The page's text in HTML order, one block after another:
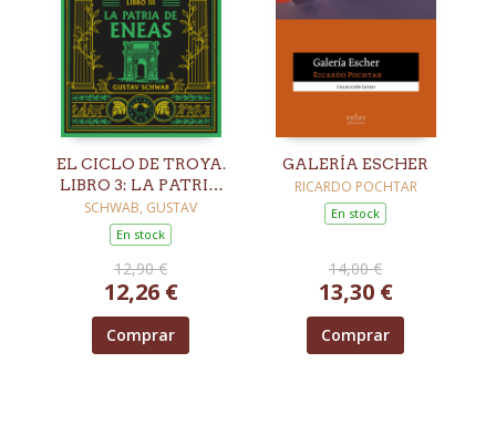
EL CICLO DE TROYA.
LIBRO 3: LA PATRIA
DE ENEAS
SCHWAB, GUSTAV
En stock
12,90 €
12,26 €
Comprar
GALERÍA ESCHER
RICARDO POCHTAR
En stock
14,00 €
13,30 €
Comprar